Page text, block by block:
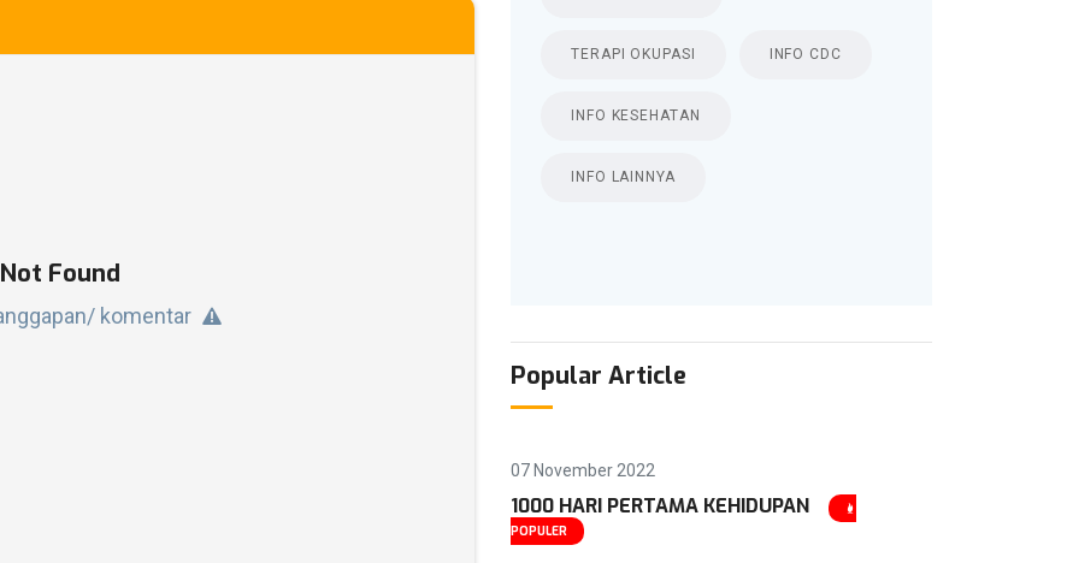
Found
komentar
TERAPI OKUPASI INFO CDC
INFO KESEHATAN
INFO LAINNYA
Popular Article
07 November 2022
1000 HARI PERTAMA KEHIDUPAN
POPULER